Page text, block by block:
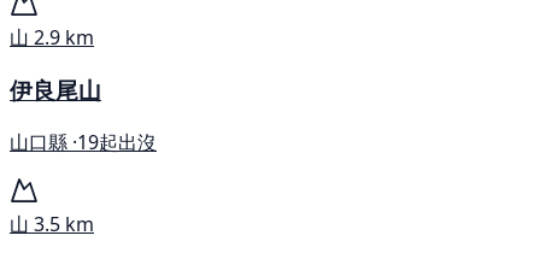
山 2.9 km
伊良尾山
山口縣 ·19起出沒
山 3.5 km